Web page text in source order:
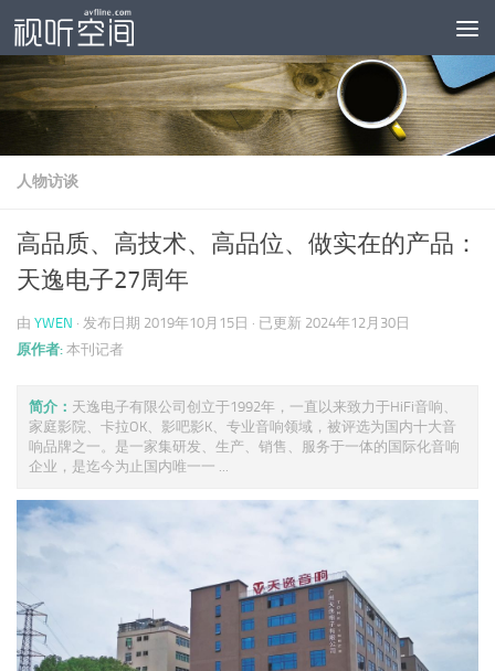
跳至内容
人物访谈
高品质、高技术、高品位、做实在的产品：
天逸电子27周年
由 YWEN · 发布日期 2019年10月15日 · 已更新 2024年12月30日
原作者: 本刊记者
简介： 天逸电子有限公司创立于1992年，一直以来致力于HiFi音响、
家庭影院、卡拉OK、影吧影K、专业音响领域，被评选为国内十大音
响品牌之一。是一家集研发、生产、销售、服务于一体的国际化音响
企业，是迄今为止国内唯一一 ...